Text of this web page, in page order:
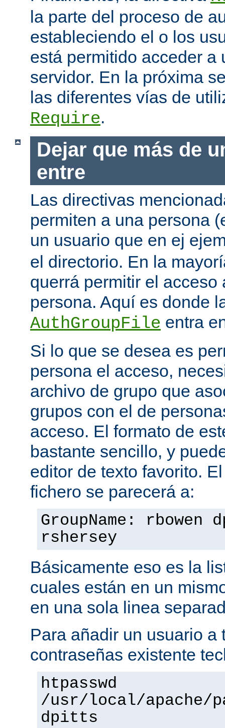
la parte del proceso de
estableciendo el o los
está permitido acceder a
servidor. En la próxima
las diferentes vías de
Require.
Dejar que más de
entre
Las directivas
permiten a una persona
un usuario que en ej
el directorio. En la
querrá permitir el acceso
persona. Aquí es donde
AuthGroupFile entra
Si lo que se desea es
persona el acceso,
archivo de grupo que
grupos con el de
acceso. El formato de
bastante sencillo, y
editor de texto favorito.
fichero se parecerá a:
GroupName: rbowen
rshersey
Básicamente eso es la
cuales están en un
en una sola linea
Para añadir un usuario a
contraseñas existente
htpasswd
/usr/local/apache/
dpitts